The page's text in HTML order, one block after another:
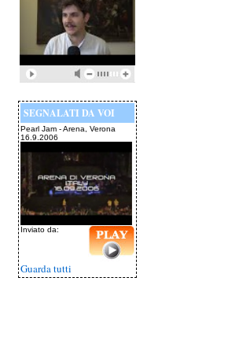
SEGNALATI DA VOI
Pearl Jam - Arena, Verona
16.9.2006
Inviato da:
Guarda tutti